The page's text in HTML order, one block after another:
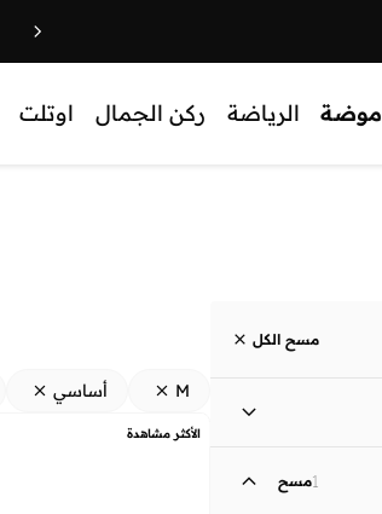
موضة الرياضة ركن الجمال اوتلت
مسح الكل
1مسح
M أساسي
الأكثر مشاهدة